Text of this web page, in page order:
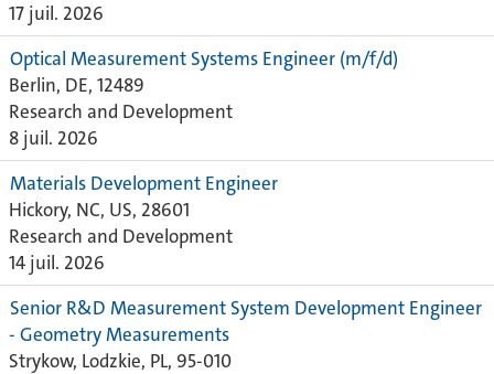
17 juil. 2026
Optical Measurement Systems Engineer (m/f/d)
Berlin, DE, 12489
Research and Development
8 juil. 2026
Materials Development Engineer
Hickory, NC, US, 28601
Research and Development
14 juil. 2026
Senior R&D Measurement System Development Engineer
- Geometry Measurements
Strykow, Lodzkie, PL, 95-010